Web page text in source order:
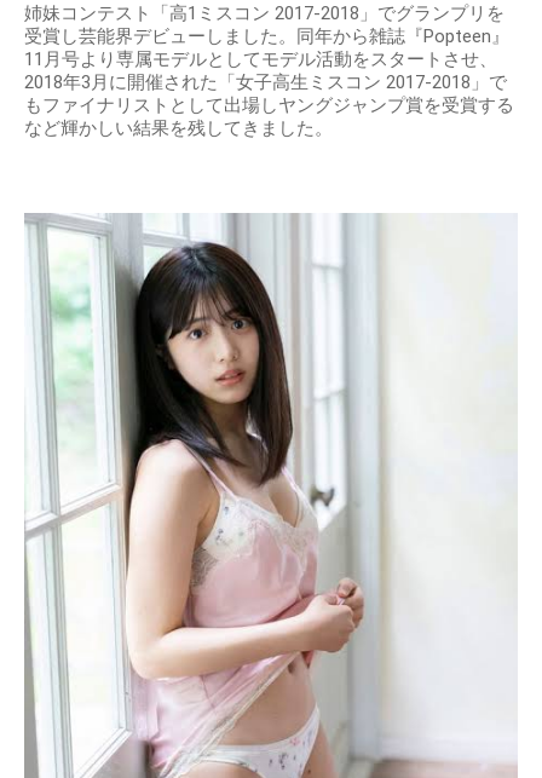
姉妹コンテスト「高1ミスコン 2017-2018」でグランプリを
受賞し芸能界デビューしました。同年から雑誌『Popteen』
11月号より専属モデルとしてモデル活動をスタートさせ、
2018年3月に開催された「女子高生ミスコン 2017-2018」で
もファイナリストとして出場しヤングジャンプ賞を受賞する
など輝かしい結果を残してきました。